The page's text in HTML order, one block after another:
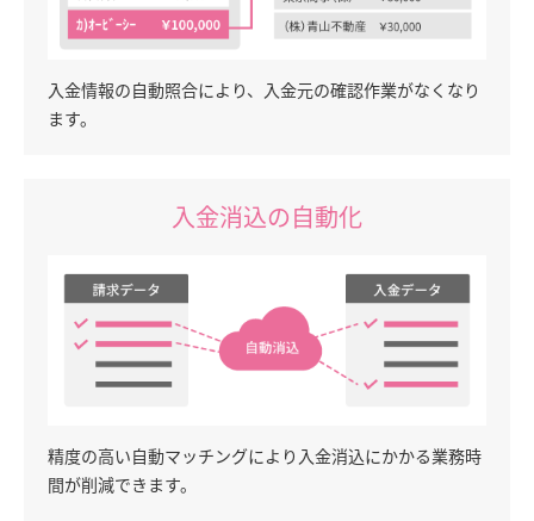
入金情報の自動照合により、入金元の確認作業がなくなり
ます。
入金消込の自動化
精度の高い自動マッチングにより入金消込にかかる業務時
間が削減できます。